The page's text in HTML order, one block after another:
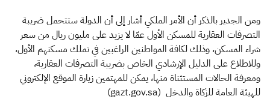
ومن الجدير بالذكر أن الأمر الملكي أشار إلى أن الدولة ستتحمل ضريبة
التصرفات العقارية للمسكن الأول عمّا لا يزيد على مليون ريال من سعر
شراء المسكن، وذلك لكافة المواطنين الراغبين في تملك مسكنهم الأول،
وللاطلاع على الدليل الإرشادي الخاص بضريبة التصرفات العقارية،
ومعرفة الحالات المستثناة منها، يمكن للمهتمين زيارة الموقع الإلكتروني
للهيئة العامة للزكاة والدخل (gazt.gov.sa)​